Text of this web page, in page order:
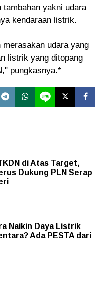
tambahan yakni udara
kendaraan listrik.
udara yang
listrik yang ditopang
pungkasnya.*
di Atas Target,
Dukung PLN Serap
Naikin Daya Listrik
Ada PESTA dari